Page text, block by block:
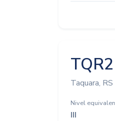
TQR2
Taquara, RS
Nivel
III